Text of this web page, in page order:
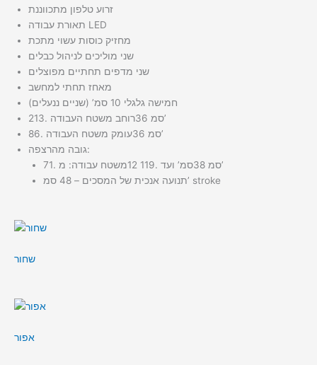
זרוע טלפון מתכווננת
תאורת עבודה LED
מחזיק כוסות עשוי מתכת
שני מוליכים לניהול כבלים
שני מדפים תחתיים מפוצלים
מאחז תחתי למחשב
חמישה גלגלי 10 סמ’ (שניים ננעלים)
רוחב משטח העבודה 213‪.‬36 סמ’
עומק משטח העבודה 86‪.‬36 סמ’
גובה מהרצפה:
משטח עבודה: מ 71‪.‬12 סמ’ ועד 119‪.‬38 סמ’
תנועה אנכית של המסכים – 48 סמ’ stroke
שחור
אפור